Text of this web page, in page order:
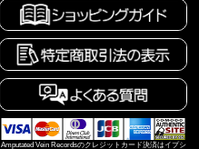
Amputated Vein Recordsのクレジットカード決済はイプシ